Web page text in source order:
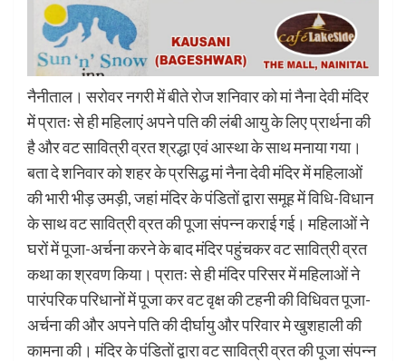
नैनीताल। सरोवर नगरी में बीते रोज शनिवार को मां नैना देवी मंदिर
में प्रातः से ही महिलाएं अपने पति की लंबी आयु के लिए प्रार्थना की
है और वट सावित्री व्रत श्रद्धा एवं आस्था के साथ मनाया गया।
बता दे शनिवार को शहर के प्रसिद्ध मां नैना देवी मंदिर में महिलाओं
की भारी भीड़ उमड़ी, जहां मंदिर के पंडितों द्वारा समूह में विधि-विधान
के साथ वट सावित्री व्रत की पूजा संपन्न कराई गई। महिलाओं ने
घरों में पूजा-अर्चना करने के बाद मंदिर पहुंचकर वट सावित्री व्रत
कथा का श्रवण किया। प्रातः से ही मंदिर परिसर में महिलाओं ने
पारंपरिक परिधानों में पूजा कर वट वृक्ष की टहनी की विधिवत पूजा-
अर्चना की और अपने पति की दीर्घायु और परिवार मे खुशहाली की
कामना की। मंदिर के पंडितों द्वारा वट सावित्री व्रत की पूजा संपन्न